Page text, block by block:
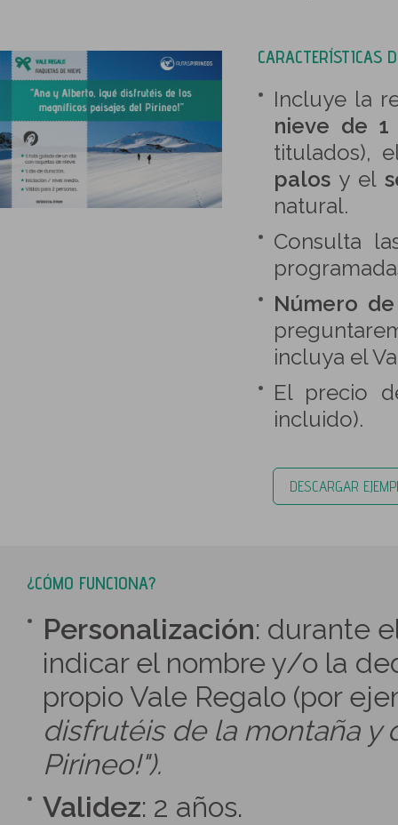
CARACTERÍSTICAS
Incluye la
nieve de 1
titulados),
palos y el
natural.
Consulta
Número
incluya el
El precio
incluido).
DESCARGAR
¿CÓMO FUNCIONA?
Personalización: durante
indicar el nombre y/o la
propio Vale Regalo (por
disfrutéis de la montaña y
Pirineo!").
Validez: 2 años.